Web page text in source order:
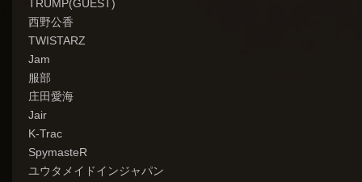
‪TRUMP(GUEST)
西野公香
‪TWISTARZ
‪Jam
‪服部
‪庄田愛海
‪Jair
‪K-Trac
‪SpymasteR
‪ユウタメイドインジャパン